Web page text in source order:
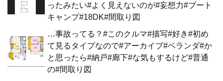
ったみたい#よく見えないのが#妄想力#ブート
キャンプ#18DK#間取り図
…事故ってる？#このクルマ#描写#好き#初め
て見るタイプなので#アーカイブ#ベランダ#か
と思ったら#納戸#廊下#な気もするけど#普通
の#間取り図